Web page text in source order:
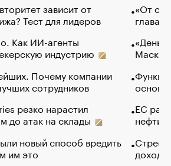
зависит от
Тест для лидеров
Как ИИ-агенты
индустрию
Почему компании
сотрудников
резко нарастил
до атак на склады
новый способ вредить
им это
«От
глава
Маск в
основ
ЕС
нефти